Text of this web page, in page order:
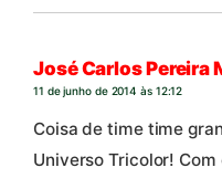
José Carlos Pereira
11 de junho de 2014 às 12:12
Coisa de time time
Universo Tricolor!